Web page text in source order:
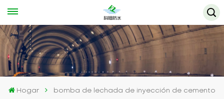
Hogar bomba de lechada de inyección de cemento